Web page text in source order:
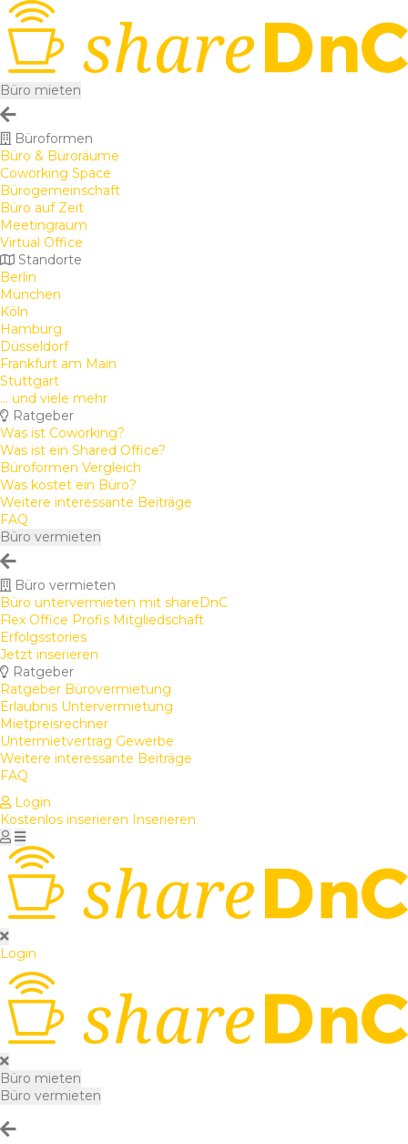
Büro mieten
Büroformen
Büro & Büroräume
Coworking Space
Bürogemeinschaft
Büro auf Zeit
Meetingraum
Virtual Office
Standorte
Berlin
München
Köln
Hamburg
Düsseldorf
Frankfurt am Main
Stuttgart
... und viele mehr
Ratgeber
Was ist Coworking?
Was ist ein Shared Office?
Büroformen Vergleich
Was kostet ein Büro?
Weitere interessante Beiträge
FAQ
Büro vermieten
Büro vermieten
Büro untervermieten mit shareDnC
Flex Office Profis Mitgliedschaft
Erfolgsstories
Jetzt inserieren
Ratgeber
Ratgeber Bürovermietung
Erlaubnis Untervermietung
Mietpreisrechner
Untermietvertrag Gewerbe
Weitere interessante Beiträge
FAQ
Login
Kostenlos inserieren Inserieren
Login
Büro mieten
Büro vermieten